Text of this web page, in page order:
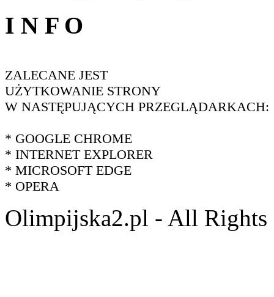
I N F O
ZALECANE JEST
UŻYTKOWANIE STRONY
W NASTĘPUJĄCYCH PRZEGLĄDARKACH:
* GOOGLE CHROME
* INTERNET EXPLORER
* MICROSOFT EDGE
* OPERA
Olimpijska2.pl - All Rights